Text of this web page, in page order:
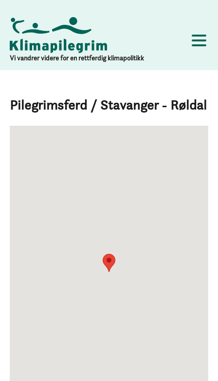
Vi vandrer videre for en rettferdig klimapolitikk
Pilegrimsferd / Stavanger - Røldal